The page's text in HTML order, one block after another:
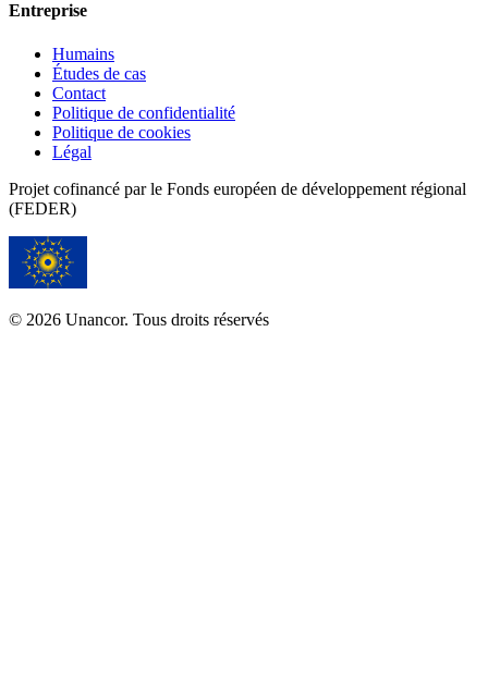
Entreprise
Humains
Études de cas
Contact
Politique de confidentialité
Politique de cookies
Légal
Projet cofinancé par le Fonds européen de développement régional
(FEDER)
© 2026 Unancor. Tous droits réservés